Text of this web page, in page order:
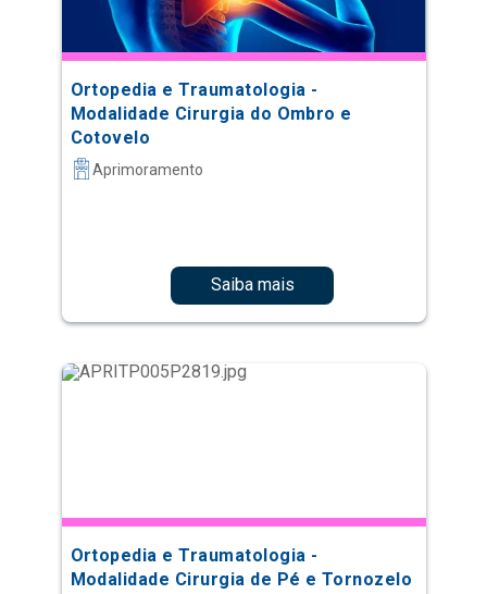
Ortopedia e Traumatologia -
Modalidade Cirurgia do Ombro e
Cotovelo
Aprimoramento
Saiba mais
Ortopedia e Traumatologia -
Modalidade Cirurgia de Pé e Tornozelo